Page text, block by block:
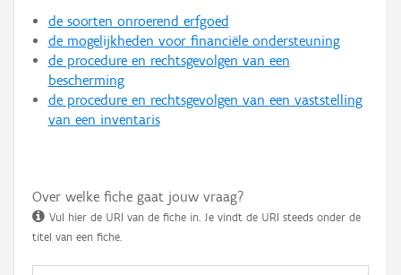
de soorten onroerend erfgoed
de mogelijkheden voor financiële ondersteuning
de procedure en rechtsgevolgen van een
bescherming
de procedure en rechtsgevolgen van een vaststelling
van een inventaris
Over welke fiche gaat jouw vraag?
Vul hier de URI van de fiche in. Je vindt de URI steeds onder de
titel van een fiche.